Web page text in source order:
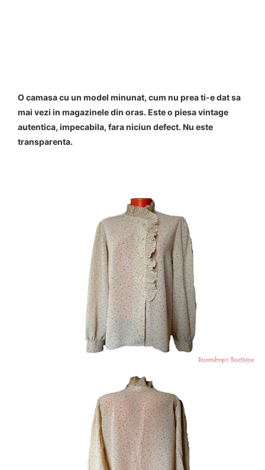
O camasa cu un model minunat, cum nu prea ti-e dat sa
mai vezi in magazinele din oras. Este o piesa vintage
autentica, impecabila, fara niciun defect. Nu este
transparenta.